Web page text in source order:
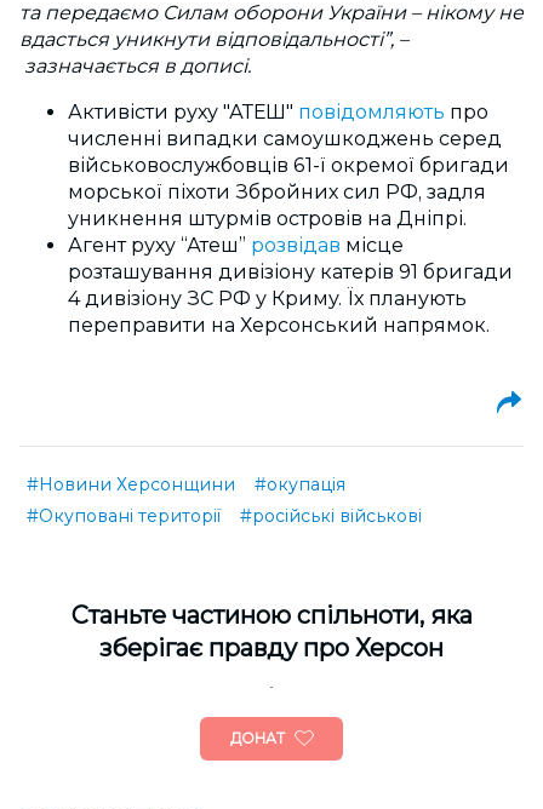
та передаємо Силам оборони України – нікому не
вдасться уникнути відповідальності”, –
зазначається в дописі.
Активісти руху "АТЕШ" повідомляють про
численні випадки самоушкоджень серед
військовослужбовців 61-ї окремої бригади
морської піхоти Збройних сил РФ, задля
уникнення штурмів островів на Дніпрі.
Агент руху “Атеш” розвідав місце
розташування дивізіону катерів 91 бригади
4 дивізіону ЗС РФ у Криму. Їх планують
переправити на Херсонський напрямок.
#Новини Херсонщини
#окупація
#Окуповані території
#російські військові
Cтаньте частиною спільноти, яка
зберігає правду про Херсон
ДОНАТ